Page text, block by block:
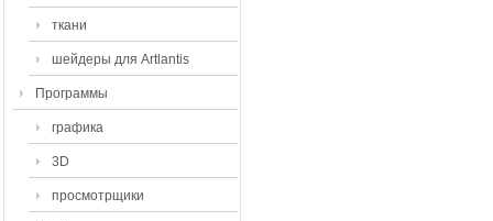
ткани
шейдеры для Artlantis
Программы
графика
3D
просмотрщики